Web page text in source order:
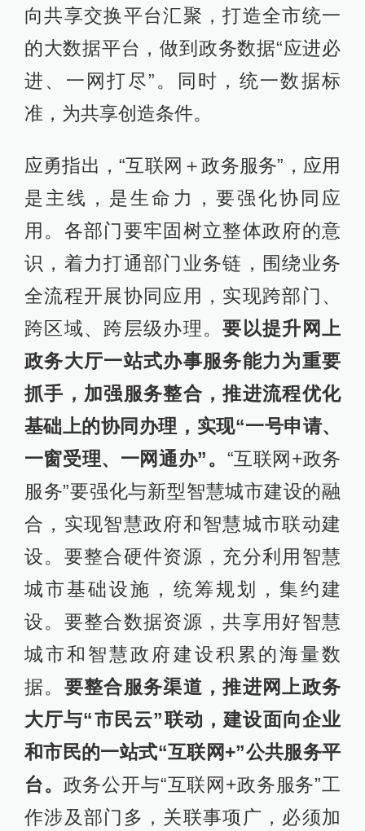
向共享交换平台汇聚，打造全市统一
的大数据平台，做到政务数据“应进必
进、一网打尽”。同时，统一数据标
准，为共享创造条件。
应勇指出，“互联网＋政务服务”，应用
是主线，是生命力，要强化协同应
用。各部门要牢固树立整体政府的意
识，着力打通部门业务链，围绕业务
全流程开展协同应用，实现跨部门、
跨区域、跨层级办理。要以提升网上
政务大厅一站式办事服务能力为重要
抓手，加强服务整合，推进流程优化
基础上的协同办理，实现“一号申请、
一窗受理、一网通办”。 “互联网+政务
服务”要强化与新型智慧城市建设的融
合，实现智慧政府和智慧城市联动建
设。要整合硬件资源，充分利用智慧
城市基础设施，统筹规划，集约建
设。要整合数据资源，共享用好智慧
城市和智慧政府建设积累的海量数
据。 要整合服务渠道，推进网上政务
大厅与“市民云”联动，建设面向企业
和市民的一站式“互联网+”公共服务平
台。 政务公开与“互联网+政务服务”工
作涉及部门多，关联事项广，必须加